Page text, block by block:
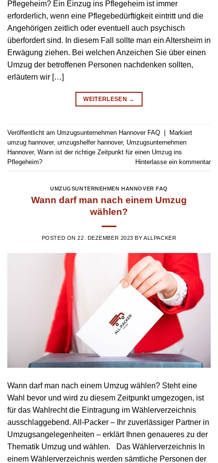
Pflegeheim? Ein Einzug ins Pflegeheim ist immer
erforderlich, wenn eine Pflegebedürftigkeit eintritt und die
Angehörigen zeitlich oder eventuell auch psychisch
überfordert sind. In diesem Fall sollte man ein Altersheim in
Erwägung ziehen. Bei welchen Anzeichen Sie über einen
Umzug der betroffenen Personen nachdenken sollten,
erläutern wir […]
WEITERLESEN →
Veröffentlicht am Umzugsunternehmen Hannover FAQ | Markiert
umzug hannover, umzugshelfer hannover, Umzugsunternehmen
Hannover, Wann ist der richtige Zeitpunkt für einen Umzug ins
Pflegeheim?
Hinterlasse ein kommentar
UMZUGSUNTERNEHMEN HANNOVER FAQ
Wann darf man nach einem Umzug
wählen?
POSTED ON22. DEZEMBER 2023 BYALLPACKER
Wann darf man nach einem Umzug wählen? Steht eine
Wahl bevor und wird zu diesem Zeitpunkt umgezogen, ist
für das Wahlrecht die Eintragung im Wählerverzeichnis
ausschlaggebend. All-Packer – Ihr zuverlässiger Partner in
Umzugsangelegenheiten – erklärt Ihnen genaueres zu der
Thematik Umzug und wählen. Das Wählerverzeichnis In
einem Wählerverzeichnis werden sämtliche Personen der